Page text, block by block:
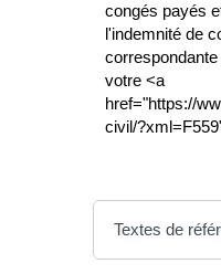
congés payés
l'indemnité de
votre <a
href="https://
civil/
Textes de